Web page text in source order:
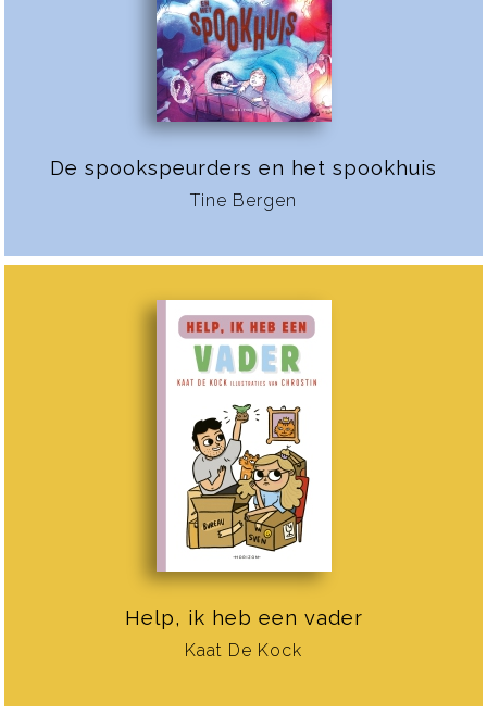
De spookspeurders en het spookhuis
Tine Bergen
Help, ik heb een vader
Kaat De Kock